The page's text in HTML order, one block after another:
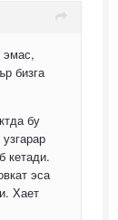
эмас,
бизга
бу
кетади.
эса
Хает